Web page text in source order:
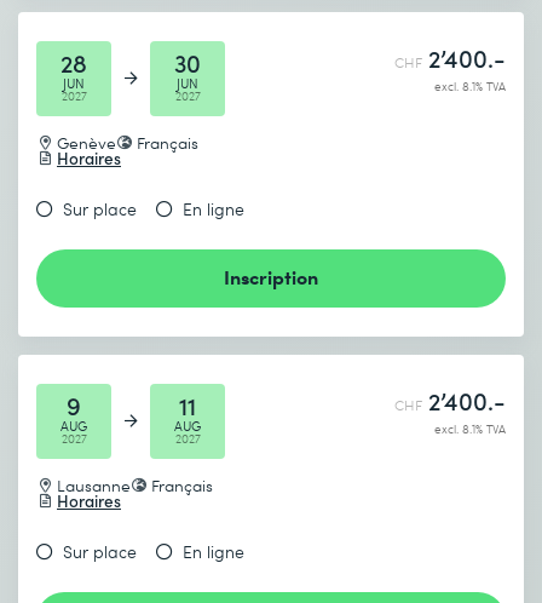
28
JUN
2027
30
JUN
2027
Genève Français
Horaires
CHF 2’400.-
excl. 8.1% TVA
Sur place En ligne
Inscription
9
AUG
2027
11
AUG
2027
Lausanne Français
Horaires
CHF 2’400.-
excl. 8.1% TVA
Sur place En ligne